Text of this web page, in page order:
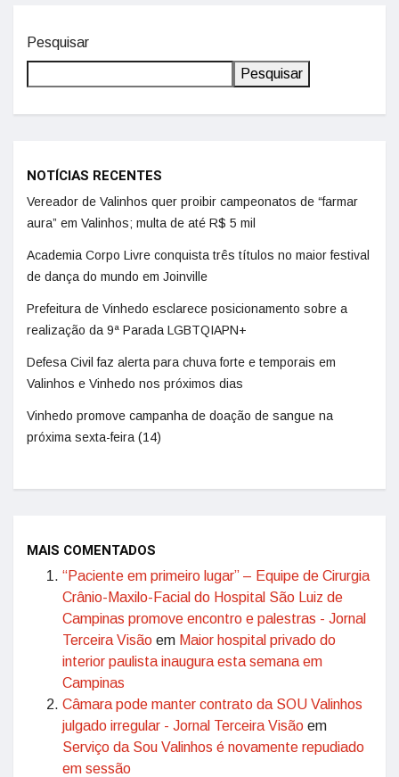
Pesquisar
Pesquisar
NOTÍCIAS RECENTES
Vereador de Valinhos quer proibir campeonatos de “farmar
aura” em Valinhos; multa de até R$ 5 mil
Academia Corpo Livre conquista três títulos no maior festival
de dança do mundo em Joinville
Prefeitura de Vinhedo esclarece posicionamento sobre a
realização da 9ª Parada LGBTQIAPN+
Defesa Civil faz alerta para chuva forte e temporais em
Valinhos e Vinhedo nos próximos dias
Vinhedo promove campanha de doação de sangue na
próxima sexta-feira (14)
MAIS COMENTADOS
“Paciente em primeiro lugar” – Equipe de Cirurgia
Crânio-Maxilo-Facial do Hospital São Luiz de
Campinas promove encontro e palestras - Jornal
Terceira Visão em Maior hospital privado do
interior paulista inaugura esta semana em
Campinas
Câmara pode manter contrato da SOU Valinhos
julgado irregular - Jornal Terceira Visão em
Serviço da Sou Valinhos é novamente repudiado
em sessão